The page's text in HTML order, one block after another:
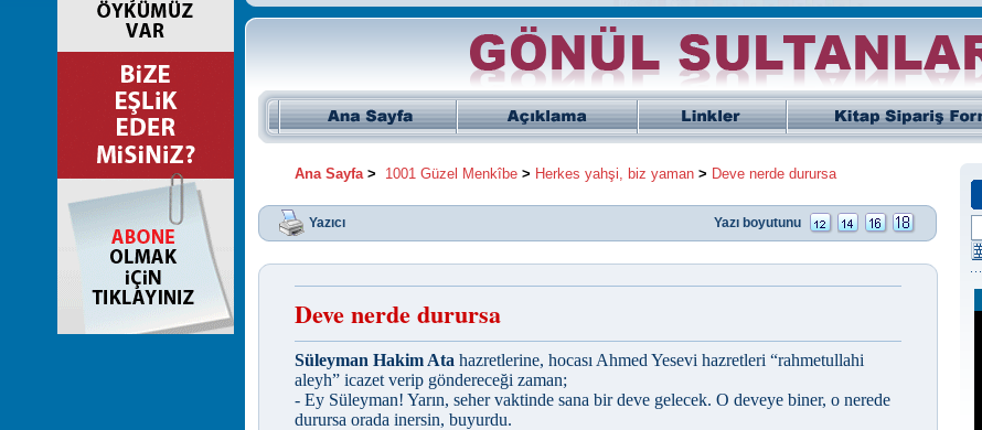
Ana Sayfa> 1001 Güzel Menkîbe > Herkes yahşi, biz yaman > Deve nerde durursa
Yazıcı Yazı boyutunu
Deve nerde durursa
Süleyman Hakim Ata hazretlerine, hocası Ahmed Yesevi hazretleri “rahmetullahi
aleyh” icazet verip göndereceği zaman;
- Ey Süleyman! Yarın, seher vaktinde sana bir deve gelecek. O deveye biner, o nerede
durursa orada inersin, buyurdu.